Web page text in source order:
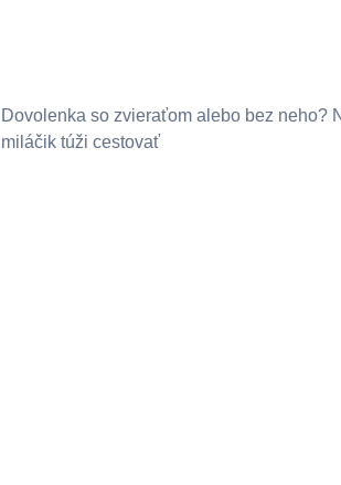
Dovolenka so zvieraťom alebo bez neho?
miláčik túži cestovať